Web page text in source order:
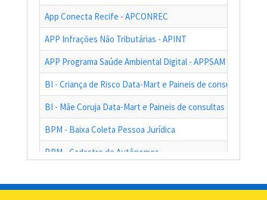
App Conecta Recife - APCONREC
APP Infrações Não Tributárias - APINT
APP Programa Saúde Ambiental Digital - APPSAM
BI - Criança de Risco Data-Mart e Paineis de consultas das
BI - Mãe Coruja Data-Mart e Paineis de consultas das
BPM - Baixa Coleta Pessoa Jurídica
BPM - Cadastro de Autônomos